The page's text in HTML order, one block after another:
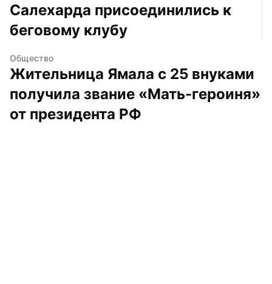
Салехарда присоединились к
беговому клубу
Общество
Жительница Ямала с 25 внуками
получила звание «Мать-героиня»
от президента РФ